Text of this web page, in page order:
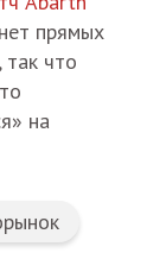
прямых
что
на